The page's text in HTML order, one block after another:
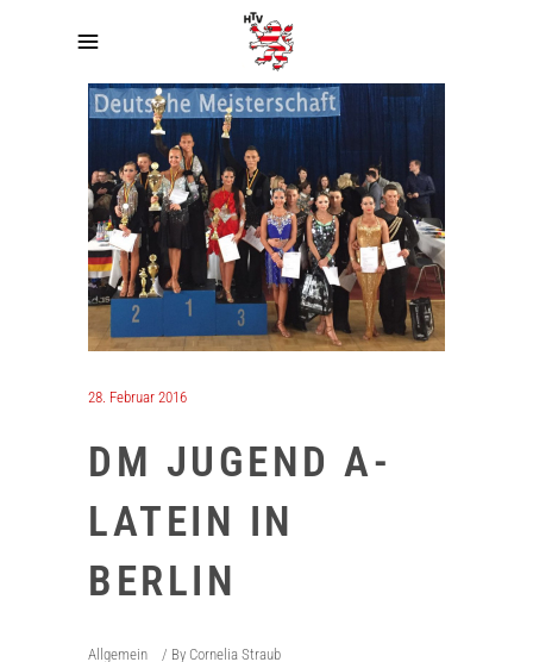
28. Februar 2016
DM JUGEND A-
LATEIN IN
BERLIN
Allgemein By Cornelia Straub